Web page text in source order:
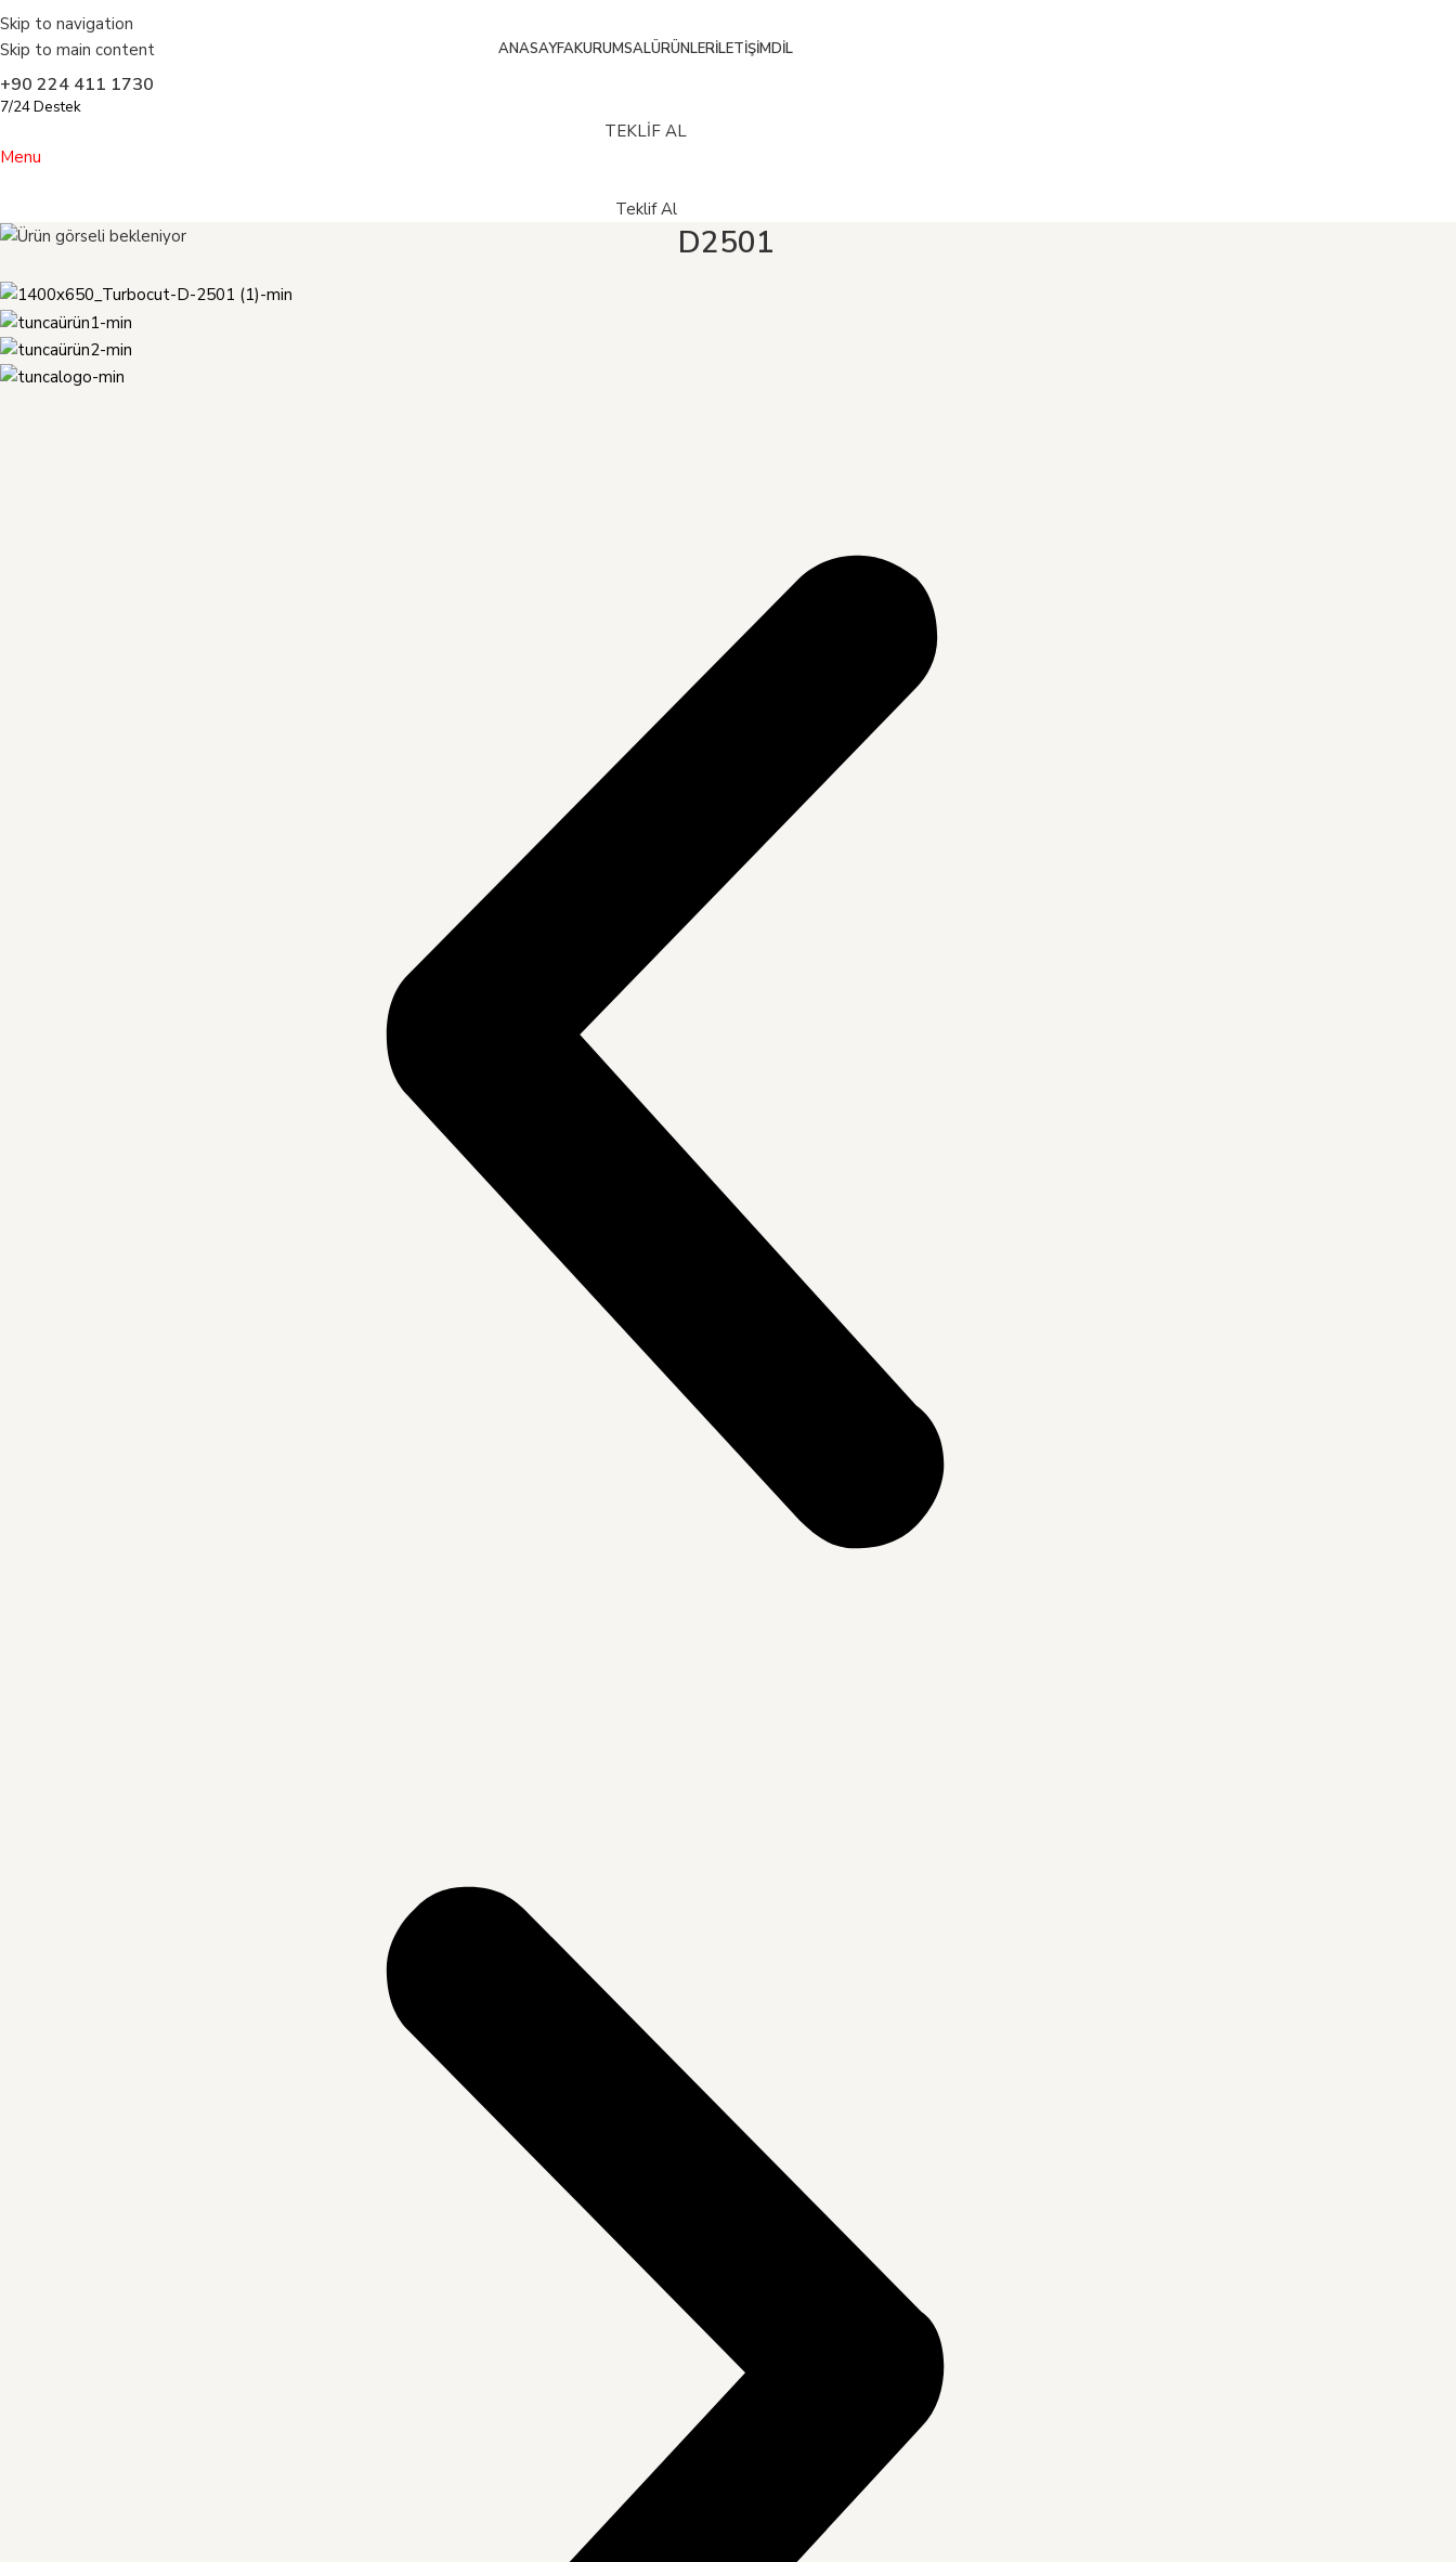
Skip to navigation
Skip to main content
ANASAYFAKURUMSALÜRÜNLERİLETIŞIMDIL
+90 224 411 1730
7/24 Destek
TEKLİF AL
Menu
Teklif Al
D2501